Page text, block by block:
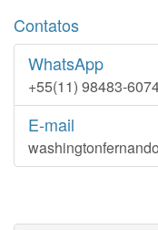
Contatos
WhatsApp
+55(11) 98483-
E-mail